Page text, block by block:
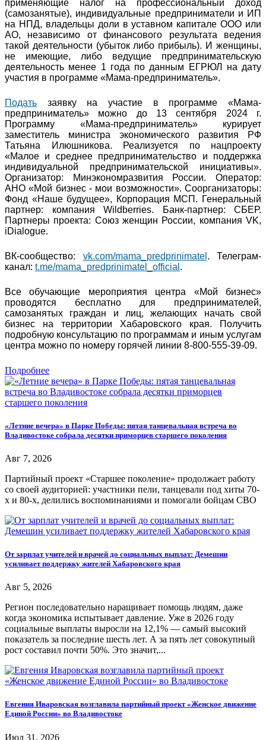
применяющие налог на профессиональный доход
(самозанятые), индивидуальные предприниматели и ИП
на НПД, владельцы доли в уставном капитале ООО или
АО, независимо от финансового результата ведения
такой деятельности (убыток либо прибыль). И женщины,
не имеющие, либо ведущие предпринимательскую
деятельность менее 1 года по данным ЕГРЮЛ на дату
участия в программе «Мама-предприниматель».
Подать заявку на участие в программе «Мама-
предприниматель» можно до 13 сентября 2024 г.
Программу «Мама-предприниматель» курирует
заместитель министра экономического развития РФ
Татьяна Илюшникова. Реализуется по нацпроекту
«Малое и среднее предпринимательство и поддержка
индивидуальной предпринимательской инициативы».
Организатор: Минэкономразвития России. Оператор:
АНО «Мой бизнес - мои возможности». Соорганизаторы:
Фонд «Наше будущее», Корпорация МСП. Генеральный
партнер: компания Wildberries. Банк-партнер: СБЕР.
Партнеры проекта: Союз женщин России, компания VK,
iDialogue.
ВК-сообщество: vk.com/mama_predprinimatel . Телеграм-
канал: t.me/mama_predprinimatel_official .
Все обучающие мероприятия центра «Мой бизнес»
проводятся бесплатно для предпринимателей,
самозанятых граждан и лиц, желающих начать свой
бизнес на территории Хабаровского края. Получить
подробную консультацию по программам и иным услугам
центра можно по номеру горячей линии 8-800-555-39-09.
Подробнее
«Летние вечера» в Парке Победы: пятая танцевальная встреча во
Владивостоке собрала десятки приморцев старшего поколения
Авг 7, 2026
Партийный проект «Старшее поколение» продолжает работу
со своей аудиторией: участники пели, танцевали под хиты 70-
х и 80-х, делились воспоминаниями и помогали бойцам СВО
От зарплат учителей и врачей до социальных выплат: Демешин
усиливает поддержку жителей Хабаровского края
Авг 5, 2026
Регион последовательно наращивает помощь людям, даже
когда экономика испытывает давление. Уже в 2026 году
социальные выплаты выросли на 12,1% — самый высокий
показатель за последние шесть лет. А за пять лет совокупный
рост составил почти 50%. Это значит,...
Евгения Иваровская возглавила партийный проект «Женское движение
Единой России» во Владивостоке
Июл 31, 2026